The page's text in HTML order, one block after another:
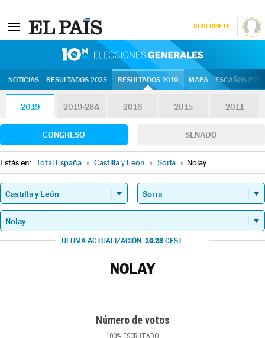
SUSCRÍBETE
NOTICIAS RESULTADOS 2023 RESULTADOS 2019 MAPA ESCAÑOS
2019 2019-28A 2016 2015 2011
CONGRESO SENADO
Estás en: Total España » Castilla y León » Soria » Nolay
ÚLTIMA ACTUALIZACIÓN: 10.28 CEST
NOLAY
Número de votos
100% ESCRUTADO